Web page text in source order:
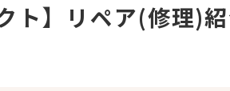
ト】リペア(修理